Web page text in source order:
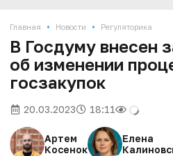
Главная • Новости • Регуляторика
В Госдуму внесен
об изменении
госзакупок
20.03.2023 18:11
Артем
Косенок
Елена